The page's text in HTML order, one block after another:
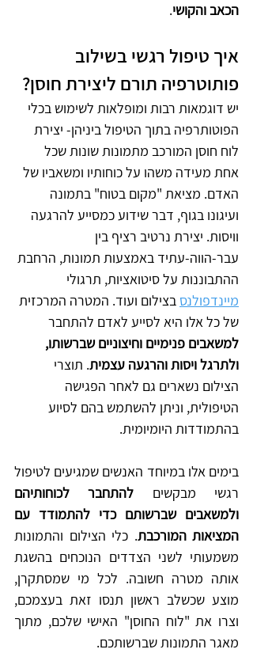
הכאב והקושי.
איך טיפול רגשי בשילוב
פותוטרפיה תורם ליצירת חוסן?
יש דוגמאות רבות ומופלאות לשימוש בכלי
הפוטותרפיה בתוך הטיפול ביניהן- יצירת
לוח חוסן המורכב מתמונות שונות שכל
אחת מעידה משהו על כוחותיו ומשאביו של
האדם. מציאת "מקום בטוח" בתמונה
ועיגונו בגוף, דבר שידוע כמסייע להרגעה
וויסות. יצירת נרטיב רציף בין
עבר-הווה-עתיד באמצעות תמונות, הרחבת
ההתבוננות על סיטואציות, תרגולי
מיינדפולנס בצילום ועוד. המטרה המרכזית
של כל אלו היא לסייע לאדם להתחבר
למשאבים פנימיים וחיצוניים שברשותו,
ולתרגל ויסות והרגעה עצמית. תוצרי
הצילום נשארים גם לאחר הפגישה
הטיפולית, וניתן להשתמש בהם לסיוע
בהתמודדות היומיומית.
רגשי מבקשים
המציאות המורכבת
מאגר התמונות שברשותכם.